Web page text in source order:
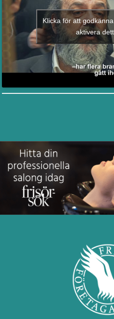
Klicka för att
aktivera